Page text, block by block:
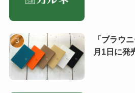
「ブラウ
月1日に発